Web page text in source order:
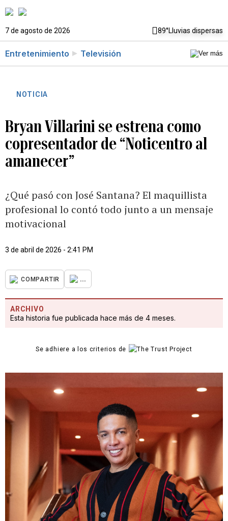
7 de agosto de 2026 89°Lluvias dispersas
Entretenimiento Televisión
NOTICIA
Bryan Villarini se estrena como
copresentador de “Noticentro al
amanecer”
¿Qué pasó con José Santana? El maquillista
profesional lo contó todo junto a un mensaje
motivacional
3 de abril de 2026 - 2:41 PM
COMPARTIR ...
ARCHIVO
Esta historia fue publicada hace más de 4 meses.
Se adhiere a los criterios de